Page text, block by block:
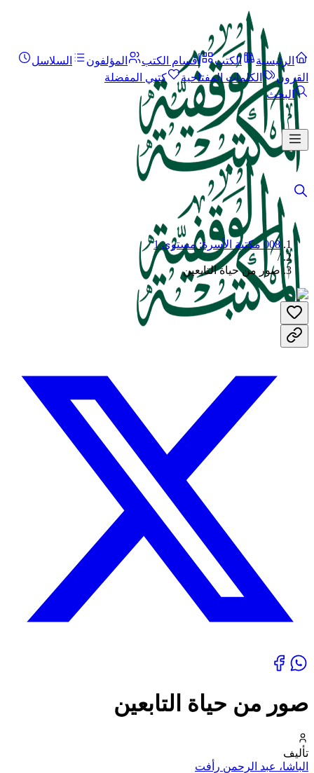
الرئيسية الكتب أقسام الكتب المؤلفون
السلاسل
القرون
الكلمات المفتاحية
كتبي المفضلة
البحث
008 مكتبة الأسرة: مستوى 1
/
صور من حياة التابعين
صور من حياة التابعين
تأليف
الباشا، عبد الرحمن رأفت